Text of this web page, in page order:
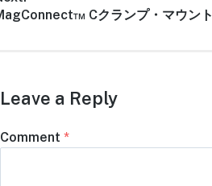
Cクランプ・マウント
Leave a Reply
Comment *